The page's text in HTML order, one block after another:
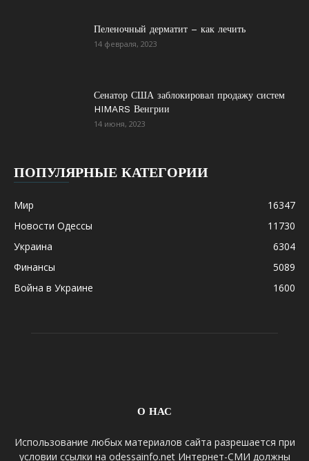
Пеленочный дерматит – как лечить
14 февраля, 2023
Сенатор США заблокировал продажу систем
HIMARS Венгрии
14 июня, 2023
ПОПУЛЯРНЫЕ КАТЕГОРИИ
Мир
16347
Новости Одессы
11730
Украина
6304
Финансы
5089
Война в Украине
1600
О НАС
Использование любых материалов сайта разрешается при
условии ссылки на odessainfo.net Интернет-СМИ должны